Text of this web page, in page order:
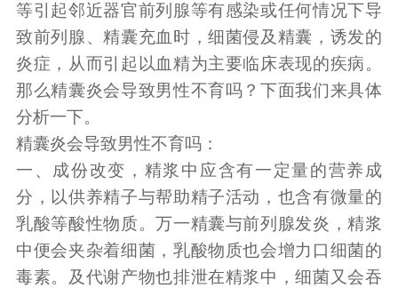
等引起邻近器官前列腺等有感染或任何情况下导
致前列腺、精囊充血时，细菌侵及精囊，诱发的
炎症，从而引起以血精为主要临床表现的疾病。
那么精囊炎会导致男性不育吗？下面我们来具体
分析一下。
精囊炎会导致男性不育吗：
一、成份改变，精浆中应含有一定量的营养成
分，以供养精子与帮助精子活动，也含有微量的
乳酸等酸性物质。万一精囊与前列腺发炎，精浆
中便会夹杂着细菌，乳酸物质也会增力口细菌的
毒素。及代谢产物也排泄在精浆中，细菌又会吞